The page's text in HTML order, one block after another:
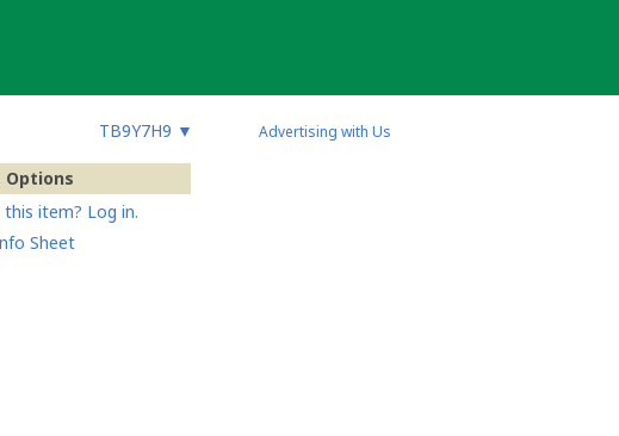
TB9Y7H9 ▼
Options
this item? Log in.
Sheet
Advertising with Us